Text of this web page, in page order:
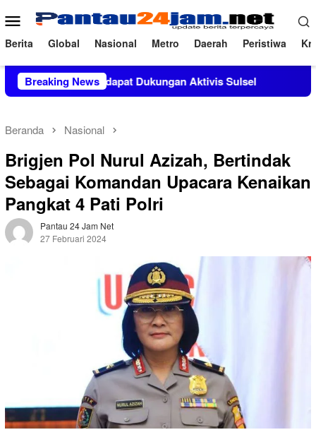
ke
konten
Menu
Mobile
Berita Global Nasional Metro Daerah Peristiwa
Breaking News
Mendapat Dukungan Aktivis Sulsel Kapolres
Beranda Nasional
Brigjen Pol Nurul Azizah, Bertindak
Sebagai Komandan Upacara Kenaikan
Pangkat 4 Pati Polri
Pantau 24 Jam Net
27 Februari 2024